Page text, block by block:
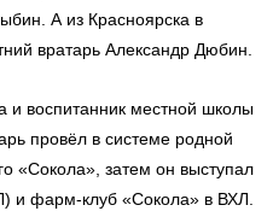
А из Красноярска в
вратарь Александр Дюбин.
и воспитанник местной школы
провёл в системе родной
«Сокола», затем он выступал
и фарм-клуб «Сокола» в ВХЛ.